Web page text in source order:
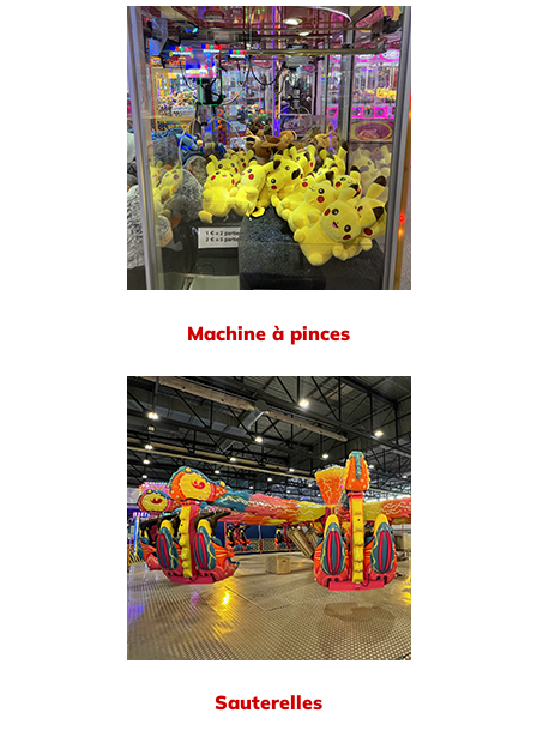
Machine à pinces
Sauterelles